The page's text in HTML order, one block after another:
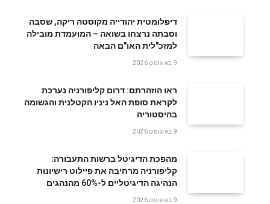
דיפלומטית יהודייה מקוסטה ריקה, שסבה
וסבתה נרצחו בשואה – המועמדת מובילה
למזכ"לית האו"ם הבאה
9 באוגוסט 2026
ראו הוזהרתם: דרום קליפורניה נערכת
לקראת סופת האל ניניו הקטלנית והגשומה
בהיסטוריה
9 באוגוסט 2026
מהפכת הדיגיטל ברשות התעבורה:
קליפורניה מרחיבה את פיילוט רישיונות
הנהיגה הדיגיטליים ל-60% מהנהגים
9 באוגוסט 2026